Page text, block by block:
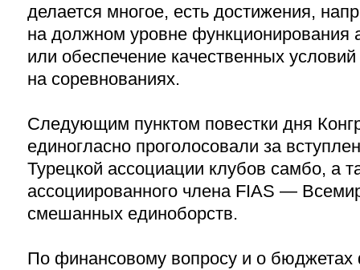
делается многое, есть достижения,
на должном уровне функционирования
или обеспечение качественных
на соревнованиях.
Следующим пунктом повестки дня
единогласно проголосовали за
Турецкой ассоциации клубов самбо, а
ассоциированного члена FIAS —
смешанных единоборств.
По финансовому вопросу и о